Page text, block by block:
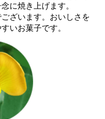
に焼き上げます。
ざいます。おいしさを
いお菓子です。